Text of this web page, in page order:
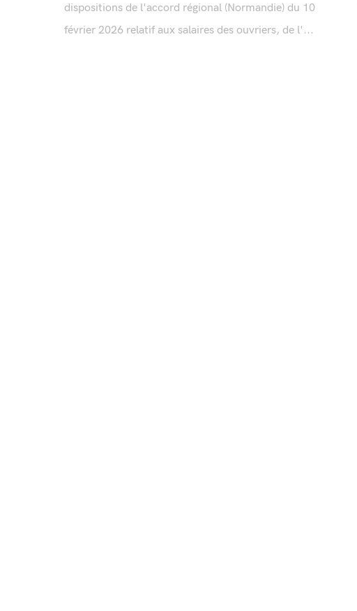
dispositions de l'accord régional (Normandie) du 10
février 2026 relatif aux salaires des ouvriers, de l'...